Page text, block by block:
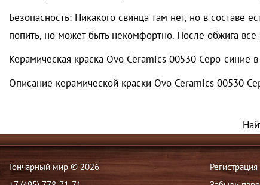
Безопасность: Никакого свинца там нет, но в составе
попить, но может быть некомфортно. После обжига
Керамическая краска Ovo Ceramics 00530 Серо-синие
Описание керамической краски Ovo Ceramics 00530
Гончарный мир © 2026
Регистрация